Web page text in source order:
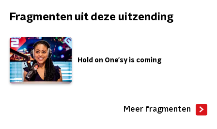
Fragmenten uit deze uitzending
Hold on One'sy is coming
Meer fragmenten